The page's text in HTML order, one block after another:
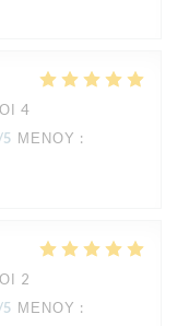
4
/5 ΜΕΝΟΎ :
2
/5 ΜΕΝΟΎ :